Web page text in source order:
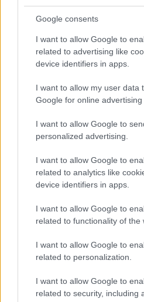
Google consents
I want to allow Google to
related to advertising like
device identifiers in apps.
I want to allow my user data
Google for online advertising
I want to allow Google to
personalized advertising.
I want to allow Google to
related to analytics like
device identifiers in apps.
I want to allow Google to
related to functionality of the
I want to allow Google to
related to personalization.
I want to allow Google to
related to security, including
Újra
hozza meg
suttognak a
FORMA-1
nyári
pilótát
Nincs meg a győztes
Az olasz mérnök szerint